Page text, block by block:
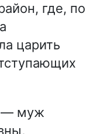
где, по
царить
— муж